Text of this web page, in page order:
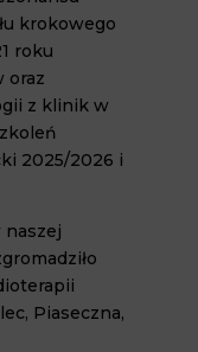
krokowego
roku
oraz
z klinik w
2025/2026 i
naszej
Piaseczna,